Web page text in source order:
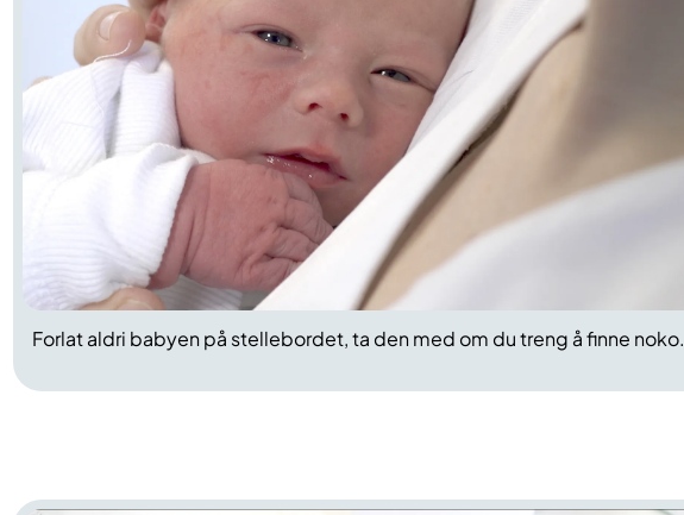
Forlat aldri babyen på stellebordet, ta den med om du treng å finne noko. ​